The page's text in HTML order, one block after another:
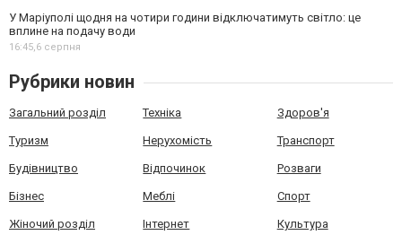
У Маріуполі щодня на чотири години відключатимуть світло: це
вплине на подачу води
16:45,6 серпня
Рубрики новин
Загальний розділ Техніка Здоров'я
Туризм Нерухомість Транспорт
Будівництво Відпочинок Розваги
Бізнес Меблі Спорт
Жіночий розділ Інтернет Культура